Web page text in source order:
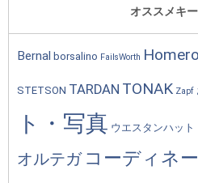
オススメキ
Bernal borsalino FailsWorth
STETSON TARDAN TONAK Zapf
ト・写真 ウエスタンハット
オルテガ コーディネ